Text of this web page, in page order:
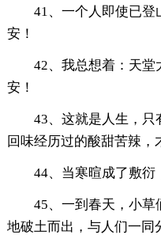
41、一个人即使已
安！
42、我总想着：天
安！
43、这就是人生，只
回味经历过的酸甜苦辣，
44、当寒暄成了敷衍
45、一到春天，小
地破土而出，与人们一同